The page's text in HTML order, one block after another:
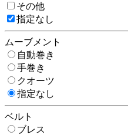
その他
指定なし
ムーブメント
自動巻き
手巻き
クオーツ
指定なし
ベルト
ブレス